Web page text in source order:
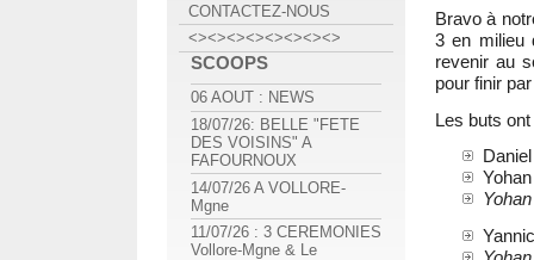
Bravo à
3 en milieu
revenir au
pour finir
Les buts
CONTACTEZ-NOUS
<><><><><><><><>
SCOOPS
06 AOUT : NEWS
18/07/26: BELLE "FETE
DES VOISINS" A
FAFOURNOUX
14/07/26 A VOLLORE-
Mgne
11/07/26 : 3 CEREMONIES
Vollore-Mgne & Le